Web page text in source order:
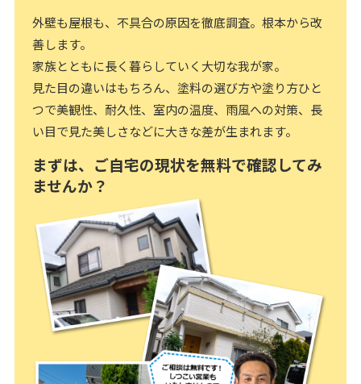
外壁も屋根も、不具合の原因を徹底調査。根本から改
善します。
家族とともに長く暮らしていく大切な我が家。
見た目の違いはもちろん、塗料の選び方や塗り方ひと
つで美観性、耐久性、室内の温度、雨風への対策、長
い目で見た美しさなどに大きな差が生まれます。
まずは、ご自宅の現状を無料で確認してみ
ませんか？